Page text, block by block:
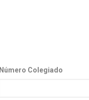
Número Colegiado